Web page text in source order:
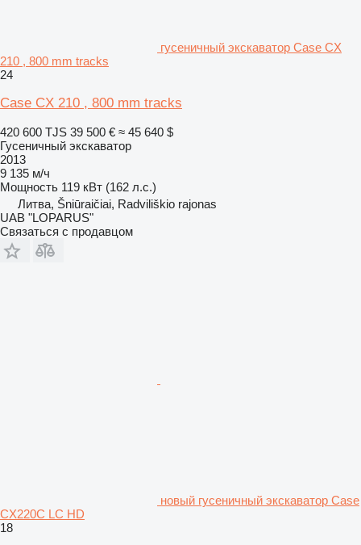
гусеничный экскаватор Case CX
210 , 800 mm tracks
24
Case CX 210 , 800 mm tracks
420 600 TJS 39 500 € ≈ 45 640 $
Гусеничный экскаватор
2013
9 135 м/ч
Мощность 119 кВт (162 л.с.)
Литва, Šniūraičiai, Radviliškio rajonas
UAB "LOPARUS"
Связаться с продавцом
новый гусеничный экскаватор Case
CX220C LC HD
18